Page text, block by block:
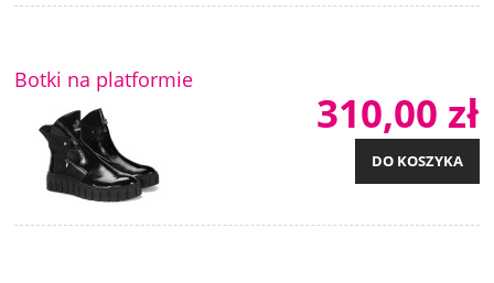
Botki na platformie
310,00 zł
DO KOSZYKA